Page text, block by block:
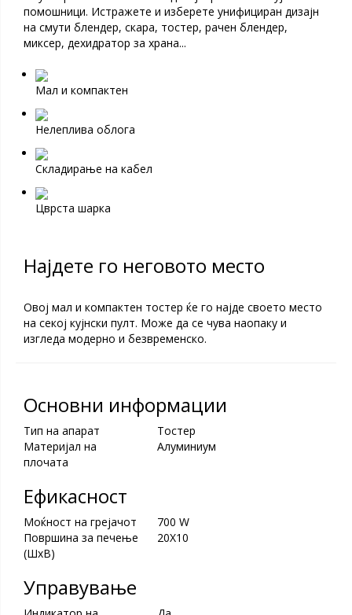
помошници. Истражете и изберете унифициран дизајн
на смути блендер, скара, тостер, рачен блендер,
миксер, дехидратор за храна...
Мал и компактен
Нелеплива облога
Складирање на кабел
Цврста шарка
Најдете го неговото место
Овој мал и компактен тостер ќе го најде своето место
на секој кујнски пулт. Може да се чува наопаку и
изгледа модерно и безвременско.
Основни информации
Тип на апарат
Тостер
Материјал на
плочата
Алуминиум
Ефикасност
Моќност на грејачот
700 W
Површина за печење
(ШxВ)
20X10
Управување